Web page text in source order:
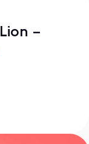
–